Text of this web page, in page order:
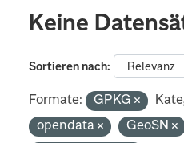
Keine
Sortieren nach
Formate: GPKG
opendata
GeoSN